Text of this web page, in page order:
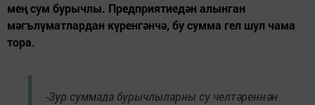
мең сум бурычлы. Предприятиедән алынган
мәгълүматлардан күренгәнчә, бу сумма гел шул чама
тора.
-Зур суммада бурычлыларны су челтәреннән